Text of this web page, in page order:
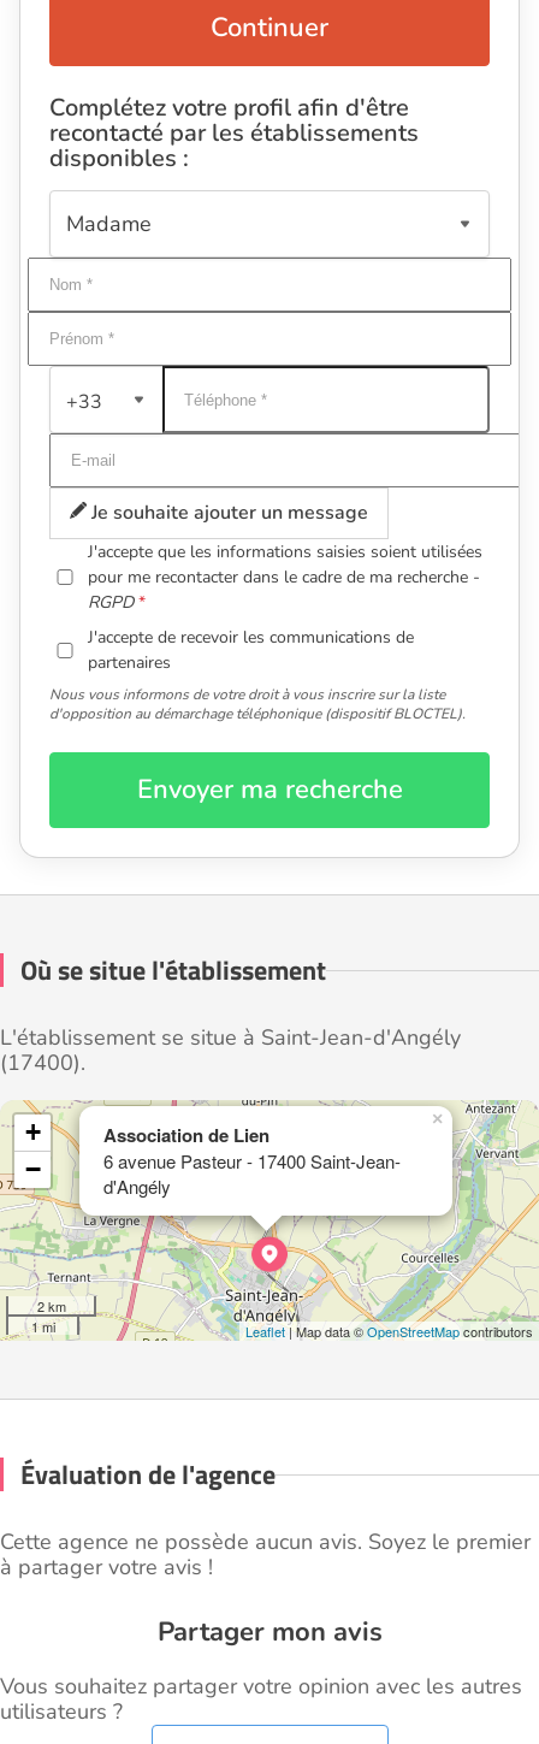
Continuer
Complétez votre profil afin d'être
recontacté par les établissements
disponibles :
+33
Je souhaite ajouter un message
J'accepte que les informations saisies soient utilisées
pour me recontacter dans le cadre de ma recherche -
RGPD
J'accepte de recevoir les communications de
partenaires
Nous vous informons de votre droit à vous inscrire sur la liste
d'opposition au démarchage téléphonique (dispositif BLOCTEL).
Envoyer ma recherche
Où se situe l'établissement
L'établissement se situe à Saint-Jean-d'Angély
(17400).
Association de Lien
6 avenue Pasteur - 17400 Saint-Jean-
d'Angély
×
+
−
2 km
1 mi
Leaflet| Map data ©OpenStreetMapcontributors
Évaluation de l'agence
Cette agence ne possède aucun avis. Soyez le premier
à partager votre avis !
Partager mon avis
Vous souhaitez partager votre opinion avec les autres
utilisateurs ?